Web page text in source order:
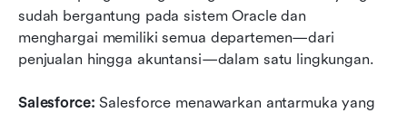
sudah bergantung pada sistem Oracle dan
menghargai memiliki semua departemen—dari
penjualan hingga akuntansi—dalam satu lingkungan.
Salesforce: Salesforce menawarkan antarmuka yang